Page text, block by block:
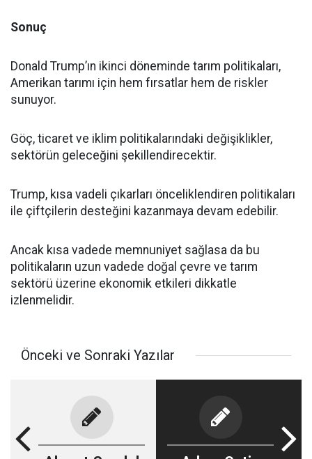
Sonuç
Donald Trump’ın ikinci döneminde tarım politikaları,
Amerikan tarımı için hem fırsatlar hem de riskler
sunuyor.
Göç, ticaret ve iklim politikalarındaki değişiklikler,
sektörün geleceğini şekillendirecektir.
Trump, kısa vadeli çıkarları önceliklendiren politikaları
ile çiftçilerin desteğini kazanmaya devam edebilir.
Ancak kısa vadede memnuniyet sağlasa da bu
politikaların uzun vadede doğal çevre ve tarım
sektörü üzerine ekonomik etkileri dikkatle
izlenmelidir.
Önceki ve Sonraki Yazılar